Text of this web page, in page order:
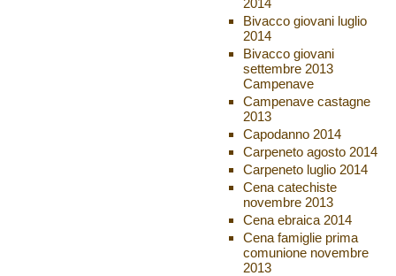
Bivacco giovani luglio
2014
Bivacco giovani
settembre 2013
Campenave
Campenave castagne
2013
Capodanno 2014
Carpeneto agosto 2014
Carpeneto luglio 2014
Cena catechiste
novembre 2013
Cena ebraica 2014
Cena famiglie prima
comunione novembre
2013